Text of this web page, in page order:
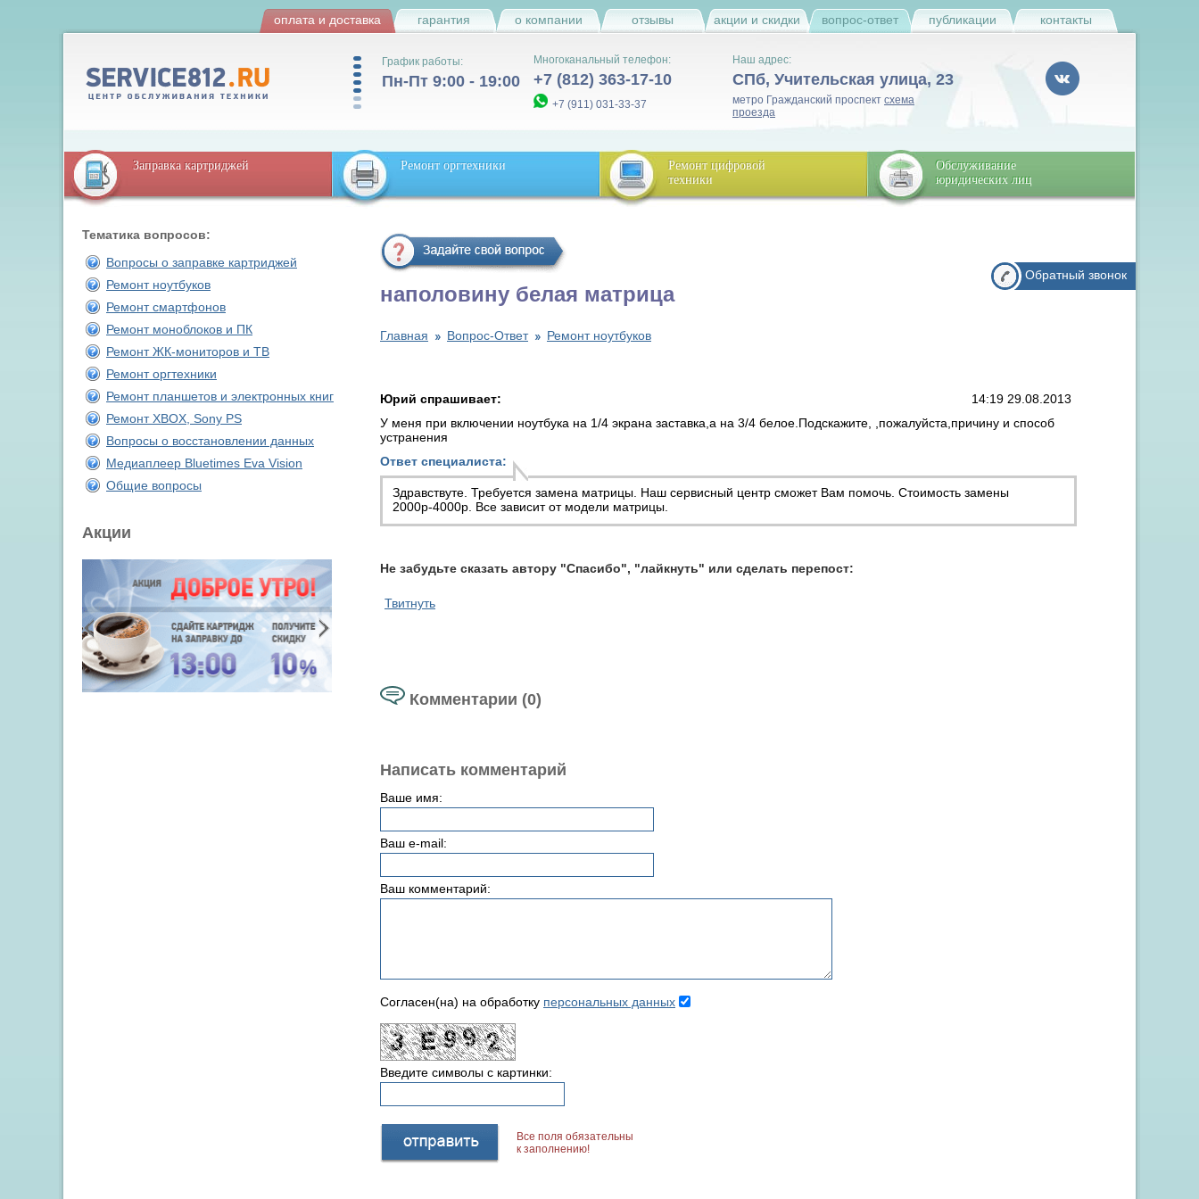
оплата и доставка гарантия о компании отзывы акции и скидки вопрос-ответ публикации контакты
График работы:
Пн-Пт 9:00 - 19:00
Многоканальный телефон:
+7 (812) 363-17-10
+7 (911) 031-33-37
Наш адрес:
СПб, Учительская улица, 23
метро Гражданский проспект схема
проезда
Заправка картриджей Ремонт оргтехники
Ремонт цифровой
техники
Обслуживание
юридических лиц
Тематика вопросов:
Вопросы о заправке картриджей
Ремонт ноутбуков
Ремонт смартфонов
Ремонт моноблоков и ПК
Ремонт ЖК-мониторов и ТВ
Ремонт оргтехники
Ремонт планшетов и электронных книг
Ремонт XBOX, Sony PS
Вопросы о восстановлении данных
Медиаплеер Bluetimes Eva Vision
Общие вопросы
Акции
наполовину белая матрица
Главная Вопрос-Ответ Ремонт ноутбуков
Юрий спрашивает:
14:19 29.08.2013
У меня при включении ноутбука на 1/4 экрана заставка,а на 3/4 белое.Подскажите, ,пожалуйста,причину и способ
устранения
Ответ специалиста:
Здравствуте. Требуется замена матрицы. Наш сервисный центр сможет Вам помочь. Стоимость замены
2000р-4000р. Все зависит от модели матрицы.
Не забудьте сказать автору "Спасибо", "лайкнуть" или сделать перепост:
Твитнуть
Комментарии (0)
Написать комментарий
Ваше имя:
Ваш e-mail:
Ваш комментарий:
Согласен(на) на обработку персональных данных
Введите символы с картинки:
Все поля обязательны
к заполнению!
Обратный звонок